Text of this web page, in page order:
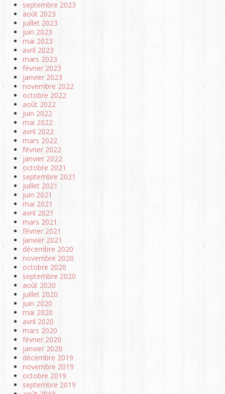
septembre 2023
août 2023
juillet 2023
juin 2023
mai 2023
avril 2023
mars 2023
février 2023
janvier 2023
novembre 2022
octobre 2022
août 2022
juin 2022
mai 2022
avril 2022
mars 2022
février 2022
janvier 2022
octobre 2021
septembre 2021
juillet 2021
juin 2021
mai 2021
avril 2021
mars 2021
février 2021
janvier 2021
décembre 2020
novembre 2020
octobre 2020
septembre 2020
août 2020
juillet 2020
juin 2020
mai 2020
avril 2020
mars 2020
février 2020
janvier 2020
décembre 2019
novembre 2019
octobre 2019
septembre 2019